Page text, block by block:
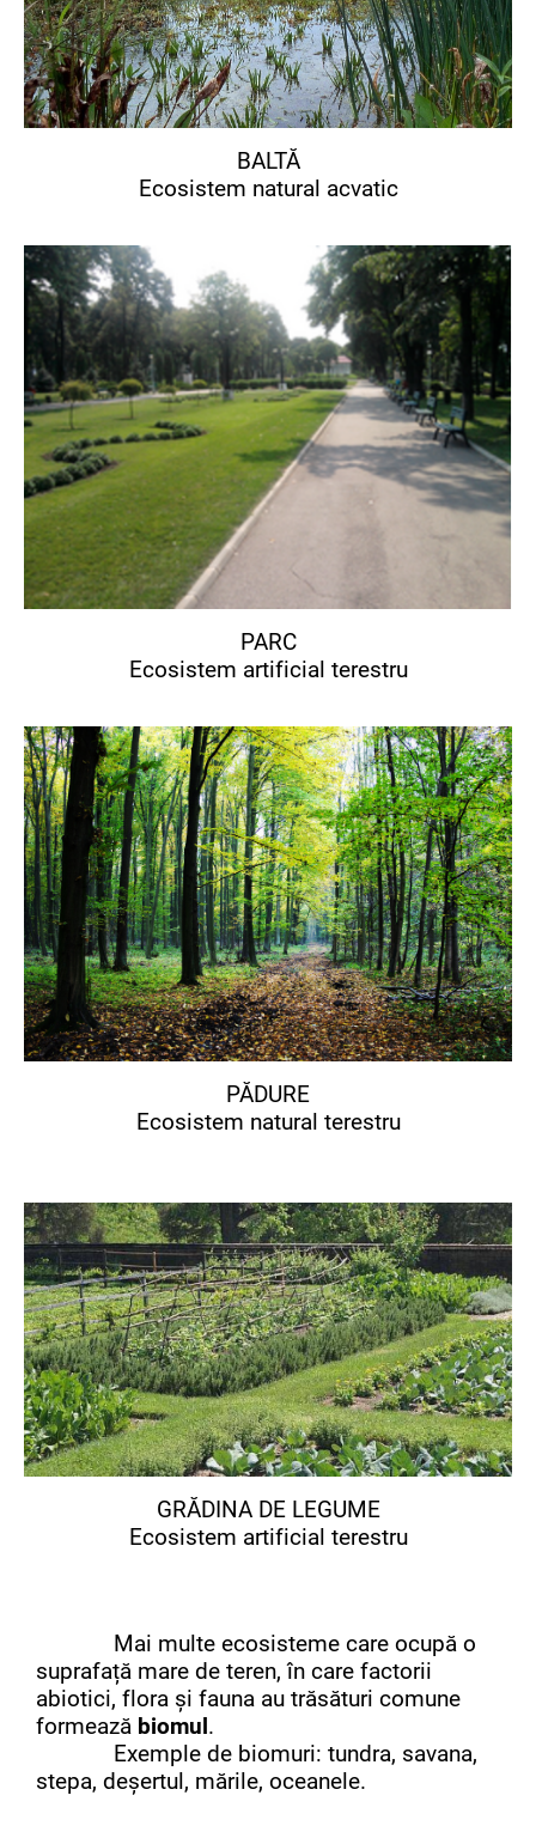
BALTĂ
Ecosistem natural acvatic
PARC
Ecosistem artificial terestru
PĂDURE
Ecosistem natural terestru
GRĂDINA DE LEGUME
Ecosistem artificial terestru
Mai multe ecosisteme care ocupă o
suprafață mare de teren, în care factorii
abiotici, flora și fauna au trăsături comune
formează biomul.
Exemple de biomuri: tundra, savana,
stepa, deșertul, mările, oceanele.